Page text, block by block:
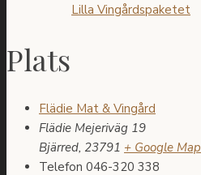
Lilla Vingårdspaketet
Plats
Flädie Mat & Vingård
Flädie Mejeriväg 19
Bjärred, 23791 + Google Map
Telefon 046-320 338